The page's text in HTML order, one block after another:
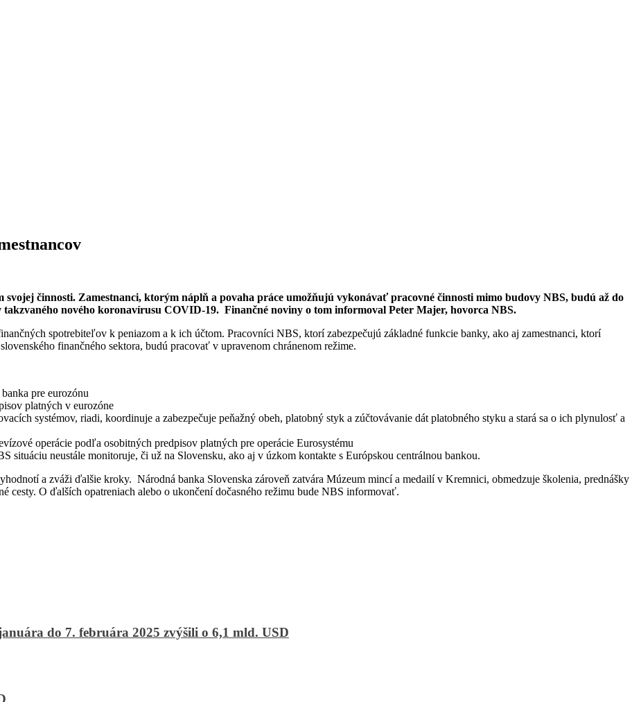
svojej činnosti. Zamestnanci, ktorým náplň a povaha práce umožňujú vykonávať pracovné činnosti mimo budovy NBS, budú až do
nového koronavírusu COVID-19. Finančné noviny o tom informoval Peter Majer, hovorca NBS.
spotrebiteľov k peniazom a k ich účtom. Pracovníci NBS, ktorí zabezpečujú základné funkcie banky, ako aj zamestnanci, ktorí
finančného sektora, budú pracovať v upravenom chránenom režime.
pre eurozónu
platných v eurozóne
systémov, riadi, koordinuje a zabezpečuje peňažný obeh, platobný styk a zúčtovávanie dát platobného styku a stará sa o ich plynulosť a
operácie podľa osobitných predpisov platných pre operácie Eurosystému
situáciu neustále monitoruje, či už na Slovensku, ako aj v úzkom kontakte s Európskou centrálnou bankou.
a zváži ďalšie kroky. Národná banka Slovenska zároveň zatvára Múzeum mincí a medailí v Kremnici, obmedzuje školenia, prednášky
cesty. O ďalších opatreniach alebo o ukončení dočasného režimu bude NBS informovať.
do 7. februára 2025 zvýšili o 6,1 mld. USD